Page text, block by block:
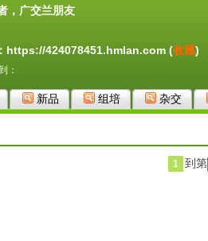
，广交兰朋友
https://424078451.hmlan.com (收藏)
：
新品 组培 杂交
1 到第